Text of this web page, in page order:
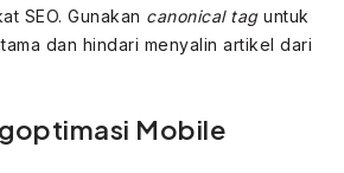
SEO. Gunakan canonical taguntuk
dan hindari menyalin artikel dari
Mobile